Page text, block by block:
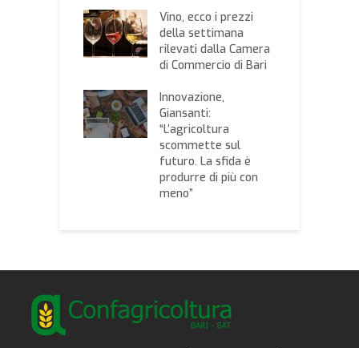
Vino, ecco i prezzi
della settimana
rilevati dalla Camera
di Commercio di Bari
Innovazione,
Giansanti:
“L’agricoltura
scommette sul
futuro. La sfida è
produrre di più con
meno”